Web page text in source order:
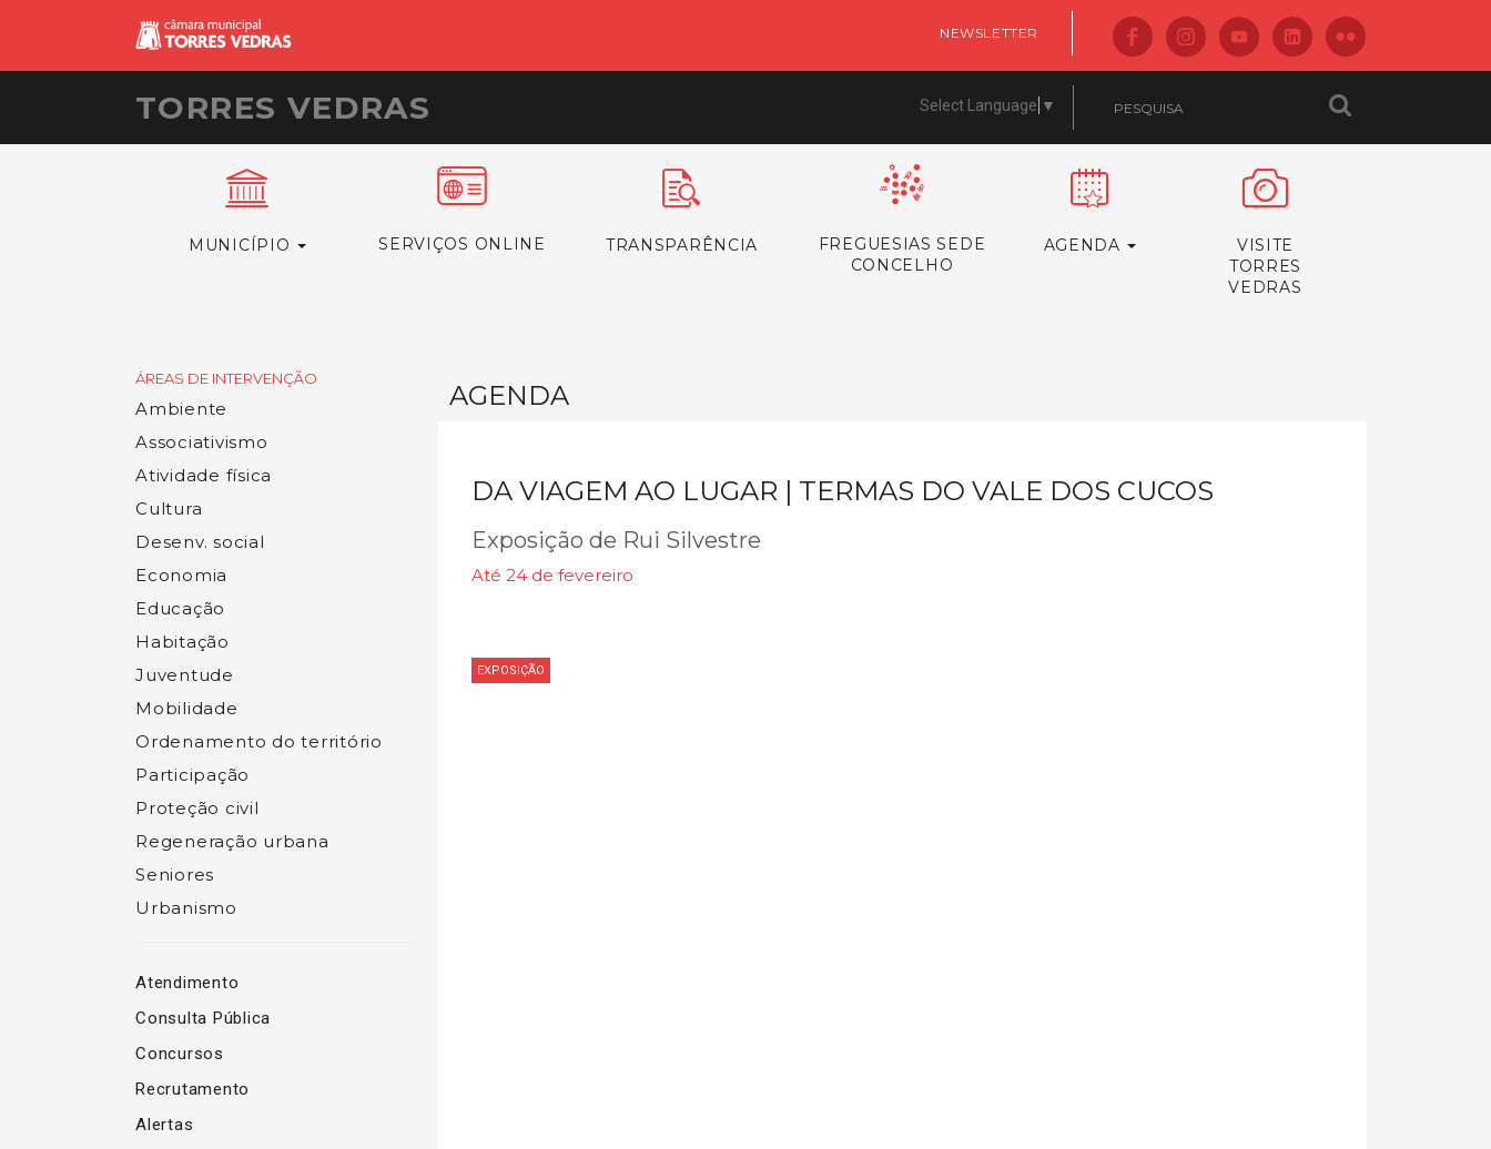
NEWSLETTER
TORRES VEDRAS Select Language ▼
MUNICÍPIO SERVIÇOS ONLINE TRANSPARÊNCIA
FREGUESIAS SEDE
CONCELHO
AGENDA
VISITE
TORRES
VEDRAS
ÁREAS DE INTERVENÇÃO
Ambiente
Associativismo
Atividade física
Cultura
Desenv. social
Economia
Educação
Habitação
Juventude
Mobilidade
Ordenamento do território
Participação
Proteção civil
Regeneração urbana
Seniores
Urbanismo
Atendimento
Consulta Pública
Concursos
Recrutamento
Alertas
AGENDA
DA VIAGEM AO LUGAR | TERMAS DO VALE DOS CUCOS
Exposição de Rui Silvestre
Até 24 de fevereiro
EXPOSIÇÃO